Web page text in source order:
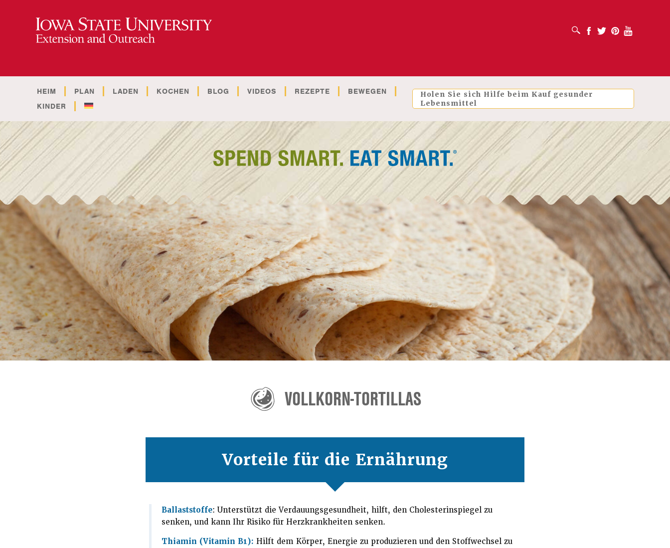
SUCHFELD ÖFFNENFacebook
Twitter PinterestYoutube
HEIM PLAN LADEN KOCHEN BLOG VIDEOS REZEPTE
BEWEGEN
KINDER
Holen Sie sich Hilfe beim Kauf gesunder
Lebensmittel
VOLLKORN-TORTILLAS
Vorteile für die Ernährung
Ballaststoffe: Unterstützt die Verdauungsgesundheit, hilft, den Cholesterinspiegel zu
senken, und kann Ihr Risiko für Herzkrankheiten senken.
Thiamin (Vitamin B1): Hilft dem Körper, Energie zu produzieren und den Stoffwechsel zu